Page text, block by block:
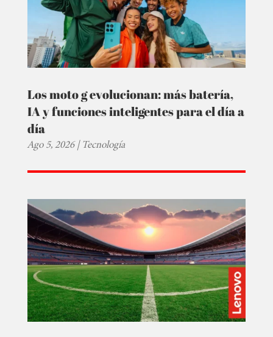
Los moto g evolucionan: más batería,
IA y funciones inteligentes para el día a
día
Ago 5, 2026|Tecnología